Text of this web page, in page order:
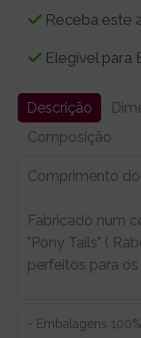
Receba este
Elegível para
Descrição
Composição
Comprimento
Fabricado num
"Pony Tails" (
perfeitos para
- Embalagens